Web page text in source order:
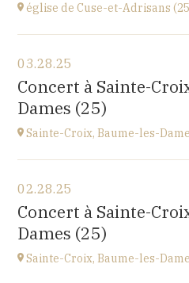
église de Cuse-et-Adrisans
Cuse-et-Adrisans
(25680)
at18H30
03.28.25
Concert à Sainte-
Dames (25)
Sainte-Croix, Baume-les-
EHPAD du Centre hospitalier
1 avenue du Président
DAMES
02.28.25
Concert à Sainte-
Dames (25)
Sainte-Croix, Baume-les-